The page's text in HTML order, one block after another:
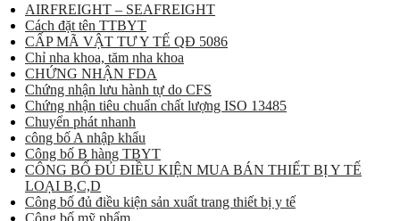
AIRFREIGHT – SEAFREIGHT
Cách đặt tên TTBYT
CẤP MÃ VẬT TƯ Y TẾ QĐ 5086
Chỉ nha khoa, tăm nha khoa
CHỨNG NHẬN FDA
Chứng nhận lưu hành tự do CFS
Chứng nhận tiêu chuẩn chất lượng ISO 13485
Chuyển phát nhanh
công bố A nhập khẩu
Công bố B hàng TBYT
CÔNG BỐ ĐỦ ĐIỀU KIỆN MUA BÁN THIẾT BỊ Y TẾ
LOẠI B,C,D
Công bố đủ điều kiện sản xuất trang thiết bị y tế
Công bố mỹ phẩm